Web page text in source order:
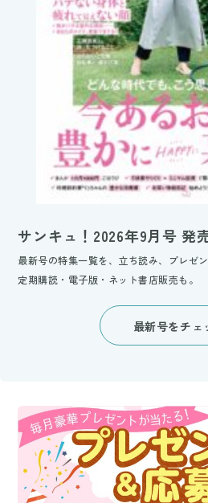
サンキュ！2026年9月号 発
最新号の特集一覧を、立ち読み、プレゼ
定期購読・電子版・ネット書店販売も。
最新号をチェ